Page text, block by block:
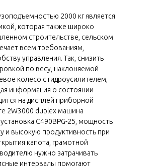
2000 кг является
которая также широко
строительстве, сельском
всем требованиям,
управления. Так, снизить
по весу, наклоняемой
колесо с гидроусилителем,
информация о состоянии
на дисплей приборной
2W3000 duplex машина
C490BPG-25, мощность
и высокую продуктивность при
капота, грамотной
нужно затрачивать
интервалы помогают